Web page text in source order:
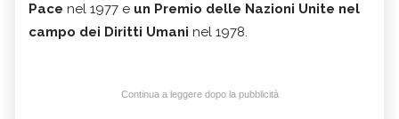
Pace nel 1977 e un Premio delle Nazioni Unite nel
campo dei Diritti Umani nel 1978.
Continua a leggere dopo la pubblicità